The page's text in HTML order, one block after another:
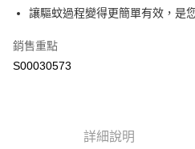
ATM付款
付款後全家取貨
讓驅蚊過程變得更簡單有效，是
銷售重點
S00030573
詳細說明